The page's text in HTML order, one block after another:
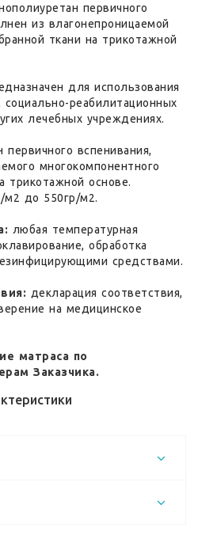
первичного
из влагонепроницаемой
ткани на трикотажной
для использования
реабилитационных
лечебных учреждениях.
первичного вспенивания,
многокомпонентного
трикотажной основе.
м2 до 550гр/м2.
любая температурная
обработка
средствами.
декларация соответствия,
на медицинское
матраса по
Заказчика.